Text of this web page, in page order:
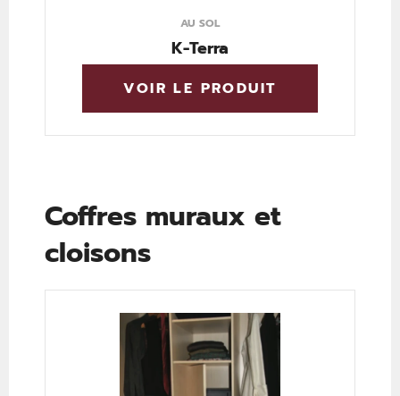
AU SOL
K-Terra
VOIR LE PRODUIT
Coffres muraux et
cloisons